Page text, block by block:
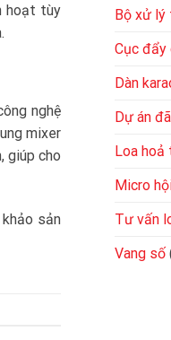
hoạt tùy
nghệ
mixer
giúp cho
sản
Bộ xử lý
Cục đẩy
Dàn
Dự án
Loa hoả
Micro
Tư vấn
Vang số